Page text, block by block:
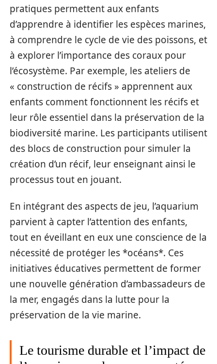
pratiques permettent aux enfants
d’apprendre à identifier les espèces marines,
à comprendre le cycle de vie des poissons, et
à explorer l’importance des coraux pour
l’écosystème. Par exemple, les ateliers de
« construction de récifs » apprennent aux
enfants comment fonctionnent les récifs et
leur rôle essentiel dans la préservation de la
biodiversité marine. Les participants utilisent
des blocs de construction pour simuler la
création d’un récif, leur enseignant ainsi le
processus tout en jouant.
En intégrant des aspects de jeu, l’aquarium
parvient à capter l’attention des enfants,
tout en éveillant en eux une conscience de la
nécessité de protéger les *océans*. Ces
initiatives éducatives permettent de former
une nouvelle génération d’ambassadeurs de
la mer, engagés dans la lutte pour la
préservation de la vie marine.
Le tourisme durable et l’impact de